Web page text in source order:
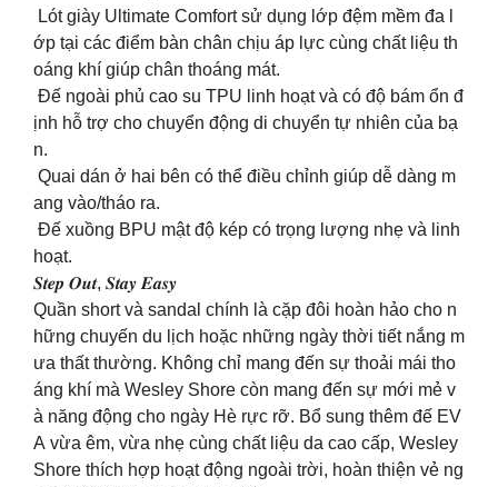
️ Lót giày Ultimate Comfort sử dụng lớp đệm mềm đa l
ớp tại các điểm bàn chân chịu áp lực cùng chất liệu th
oáng khí giúp chân thoáng mát.
️ Đế ngoài phủ cao su TPU linh hoạt và có độ bám ổn đ
ịnh hỗ trợ cho chuyển động di chuyển tự nhiên của bạ
n.
️ Quai dán ở hai bên có thể điều chỉnh giúp dễ dàng m
ang vào/tháo ra.
️ Đế xuồng BPU mật độ kép có trọng lượng nhẹ và linh
hoạt.
𝑺𝒕𝒆𝒑 𝑶𝒖𝒕, 𝑺𝒕𝒂𝒚 𝑬𝒂𝒔𝒚
Quần short và sandal chính là cặp đôi hoàn hảo cho n
hững chuyến du lịch hoặc những ngày thời tiết nắng m
ưa thất thường. Không chỉ mang đến sự thoải mái tho
áng khí mà Wesley Shore còn mang đến sự mới mẻ v
à năng động cho ngày Hè rực rỡ. Bổ sung thêm đế EV
A vừa êm, vừa nhẹ cùng chất liệu da cao cấp, Wesley
Shore thích hợp hoạt động ngoài trời, hoàn thiện vẻ ng